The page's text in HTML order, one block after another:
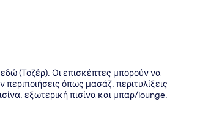
εδώ (Τοζέρ). Οι επισκέπτες μπορούν να
όπως μασάζ, περιτυλίξεις
εξωτερική πισίνα και μπαρ/lounge.